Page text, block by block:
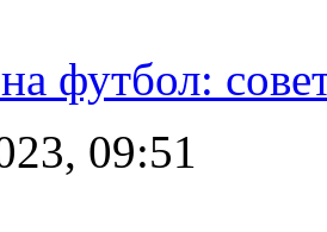
футбол:
09:51